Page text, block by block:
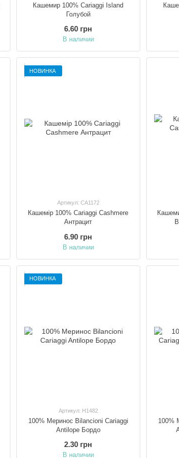
Кашемир 100% Cariaggi Island
Голубой
6.60 грн
В наличии
НОВИНКА
Артикул: CA1172
Кашемір 100% Cariaggi Cashmere
Антрацит
6.90 грн
В наличии
НОВИНКА
Артикул: H1482
100% Меринос Bilancioni Cariaggi
Antilope Бордо
2.30 грн
В наличии
100%